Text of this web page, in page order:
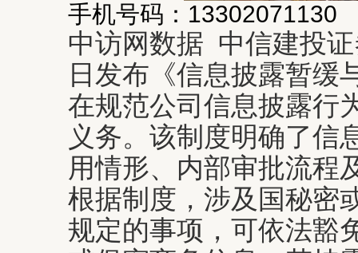
手机号码：13302071130
中访网数据 中信建投
日发布《信息披露暂缓
在规范公司信息披露行
义务。该制度明确了信
用情形、内部审批流程
根据制度，涉及国秘密
规定的事项，可依法豁